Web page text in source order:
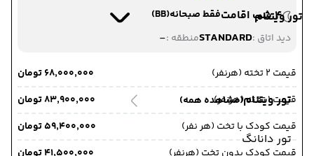
تور ویتنام
تور ویتنام(مشاهده همه)
تور دانانگ
4 شب اقامت
فقط صبحانه(BB)
دید اتاق :STANDARDمنطقه :-
قیمت 2 تخته (هرنفر)
۶۸٬۰۰۰٬۰۰۰ تومان
قیمت 1 تخته (هرنفر)
۸۳٬۹۰۰٬۰۰۰ تومان
قیمت کودک با تخت (هر نفر)
۵۹٬۴۰۰٬۰۰۰ تومان